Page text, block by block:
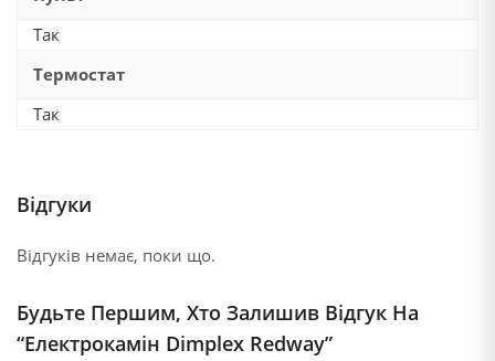
Так
Термостат
Так
Відгуки
Відгуків немає, поки що.
Будьте Першим, Хто Залишив Відгук На
“Електрокамін Dimplex Redway”